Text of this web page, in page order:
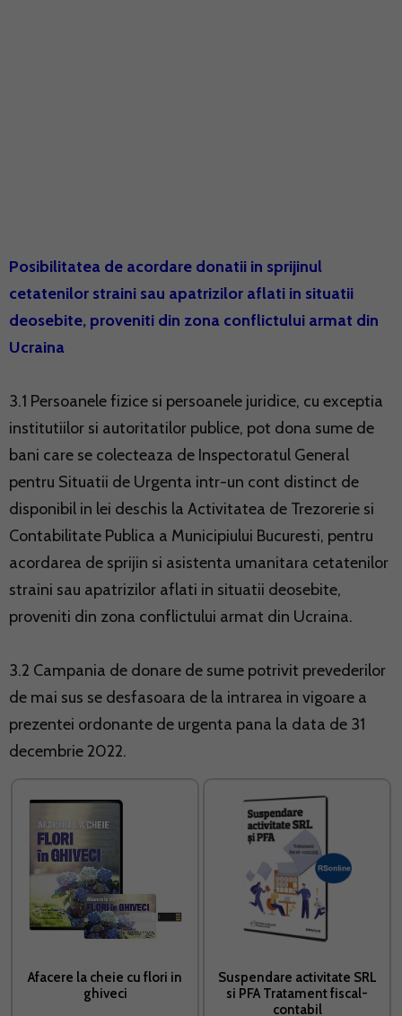
Posibilitatea de acordare donatii in sprijinul
cetatenilor straini sau apatrizilor aflati in situatii
deosebite, proveniti din zona conflictului armat din
Ucraina
3.1 Persoanele fizice si persoanele juridice, cu exceptia
institutiilor si autoritatilor publice, pot dona sume de
bani care se colecteaza de Inspectoratul General
pentru Situatii de Urgenta intr-un cont distinct de
disponibil in lei deschis la Activitatea de Trezorerie si
Contabilitate Publica a Municipiului Bucuresti, pentru
acordarea de sprijin si asistenta umanitara cetatenilor
straini sau apatrizilor aflati in situatii deosebite,
proveniti din zona conflictului armat din Ucraina.
3.2 Campania de donare de sume potrivit prevederilor
de mai sus se desfasoara de la intrarea in vigoare a
prezentei ordonante de urgenta pana la data de 31
decembrie 2022.
Afacere la cheie cu flori in
ghiveci
Suspendare activitate SRL
si PFA Tratament fiscal-
contabil